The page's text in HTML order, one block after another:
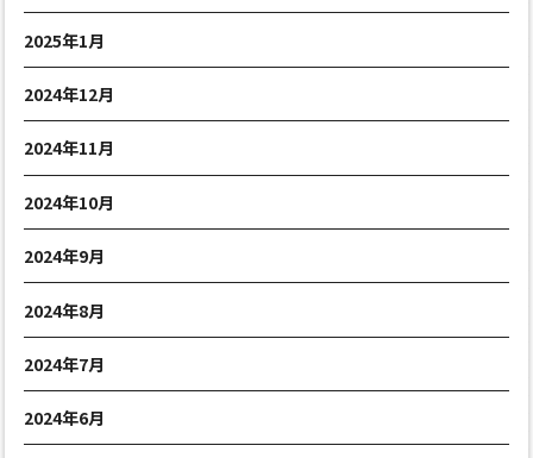
2025年1月
2024年12月
2024年11月
2024年10月
2024年9月
2024年8月
2024年7月
2024年6月